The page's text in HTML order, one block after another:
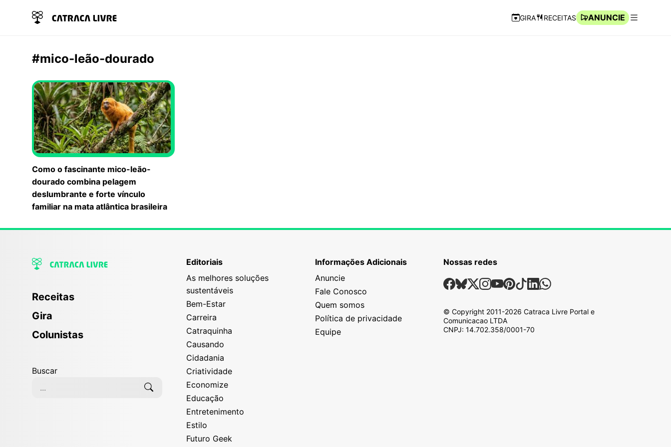
Navegação Rápida
GIRA RECEITAS
ANUNCIE
#mico-leão-dourado
Como o fascinante mico-leão-
dourado combina pelagem
deslumbrante e forte vínculo
familiar na mata atlântica brasileira
Receitas
Gira
Colunistas
Buscar
Editoriais
As melhores soluções
sustentáveis
Bem-Estar
Carreira
Catraquinha
Causando
Cidadania
Criatividade
Economize
Educação
Entretenimento
Estilo
Futuro Geek
Informações Adicionais
Anuncie
Fale Conosco
Quem somos
Política de privacidade
Equipe
Nossas redes
Nossas Redes Sociais
Facebook
Bsky
X Instagram
Youtube
Pinterest
TiktokLinkedin
Whatsapp
© Copyright 2011-2026 Catraca Livre Portal e
Comunicacao LTDA
CNPJ: 14.702.358/0001-70